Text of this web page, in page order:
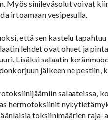
Myös sinileväsolut voivat
irtoamaan vesipesulla.
että sen kastelu
lehdet ovat ohuet ja
Lisäksi salaatin
jälkeen ne
salaateissa,
hermotoksiinit
toksiinimäärien raja-